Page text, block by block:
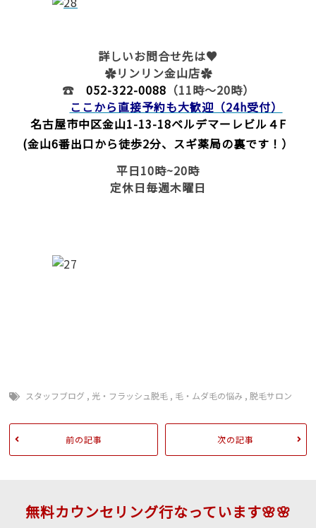
詳しいお問合せ先は♥
✿リンリン金山店✿
☎ 052-322-0088 （11時～20時）
ここから直接予約も大歓迎（24h受付）
名古屋市中区金山1-13-18ベルデマーレビル４F
(金山6番出口から徒歩2分、スギ薬局の裏です！）
平日10時~20時
定休日毎週木曜日
スタッフブログ , 光・フラッシュ脱毛 , 毛・ムダ毛の悩み ,脱毛サロン
前の記事 次の記事
無料カウンセリング行なっています🌸🌸